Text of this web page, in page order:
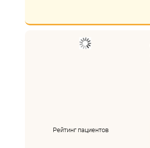
Рейтинг пациентов